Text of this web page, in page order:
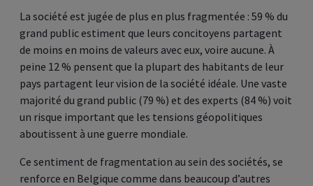
La société est jugée de plus en plus fragmentée : 59 % du
grand public estiment que leurs concitoyens partagent
de moins en moins de valeurs avec eux, voire aucune. À
peine 12 % pensent que la plupart des habitants de leur
pays partagent leur vision de la société idéale. Une vaste
majorité du grand public (79 %) et des experts (84 %) voit
un risque important que les tensions géopolitiques
aboutissent à une guerre mondiale.
Ce sentiment de fragmentation au sein des sociétés, se
renforce en Belgique comme dans beaucoup d’autres